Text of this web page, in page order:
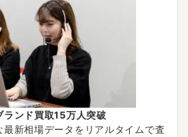
ランド買取15万人突破
新相場データをリアルタイムで査